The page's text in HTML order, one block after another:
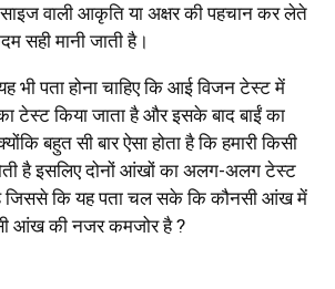
वाली आकृति या अक्षर की पहचान कर लेते
सही मानी जाती है।
भी पता होना चाहिए कि आई विजन टेस्ट में
टेस्ट किया जाता है और इसके बाद बाईं का
बहुत सी बार ऐसा होता है कि हमारी किसी
है इसलिए दोनों आंखों का अलग-अलग टेस्ट
है जिससे कि यह पता चल सके कि कौनसी आंख में
आंख की नजर कमजोर है ?